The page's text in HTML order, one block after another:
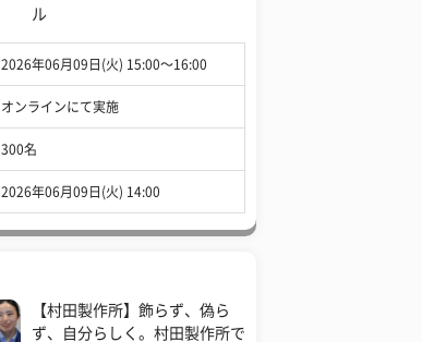
ル
2026年06月09日(火) 15:00〜16:00
オンラインにて実施
300名
2026年06月09日(火) 14:00
【村田製作所】飾らず、偽ら
ず、自分らしく。村田製作所で